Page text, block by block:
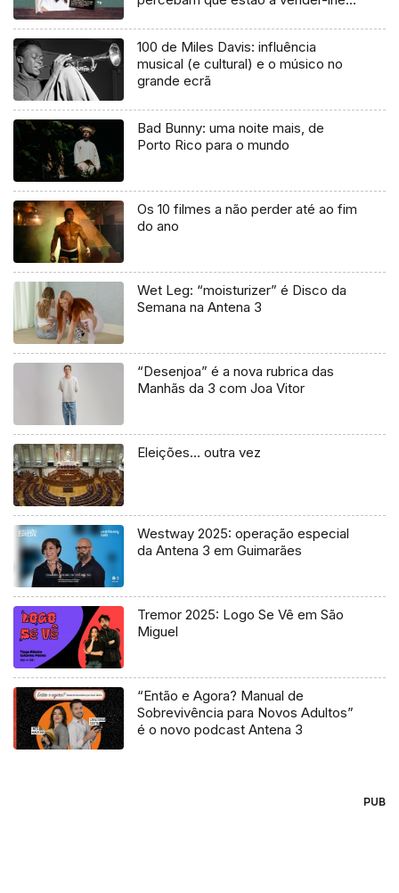
100 de Miles Davis: influência
musical (e cultural) e o músico no
grande ecrã
Bad Bunny: uma noite mais, de
Porto Rico para o mundo
Os 10 filmes a não perder até ao fim
do ano
Wet Leg: “moisturizer” é Disco da
Semana na Antena 3
“Desenjoa” é a nova rubrica das
Manhãs da 3 com Joa Vitor
Eleições… outra vez
Westway 2025: operação especial
da Antena 3 em Guimarães
Tremor 2025: Logo Se Vê em São
Miguel
“Então e Agora? Manual de
Sobrevivência para Novos Adultos”
é o novo podcast Antena 3
PUB